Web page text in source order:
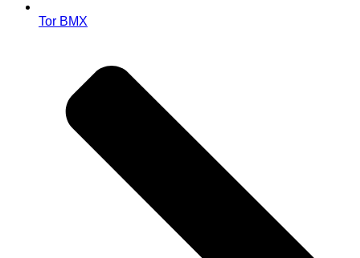
Tor BMX